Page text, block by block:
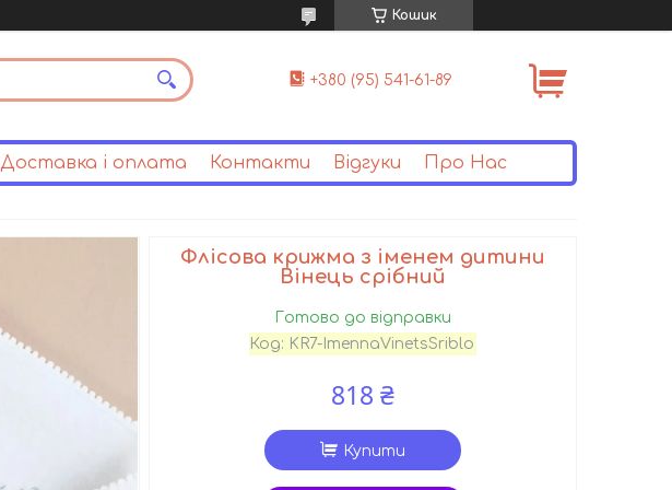
Кошик
+380 (95) 541-61-89
Доставка і оплата Контакти Відгуки Про Нас
Флісова крижма з іменем дитини
Вінець срібний
Готово до відправки
Код: KR7-ImennaVinetsSriblo
818 ₴
Купити